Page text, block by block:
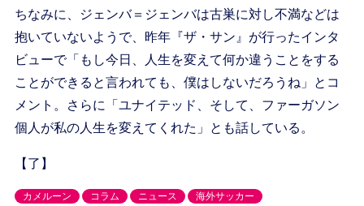
ちなみに、ジェンバ＝ジェンバは古巣に対し不満などは
抱いていないようで、昨年『ザ・サン』が行ったインタ
ビューで「もし今日、人生を変えて何か違うことをする
ことができると言われても、僕はしないだろうね」とコ
メント。さらに「ユナイテッド、そして、ファーガソン
個人が私の人生を変えてくれた」とも話している。
【了】
カメルーン コラム ニュース 海外サッカー